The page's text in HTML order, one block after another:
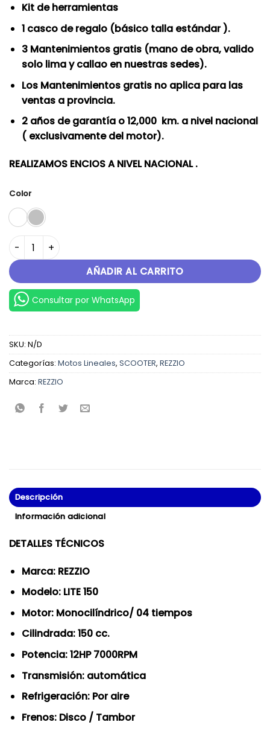
Kit de herramientas
1 casco de regalo (básico talla estándar ).
3 Mantenimientos gratis (mano de obra, valido
solo lima y callao en nuestras sedes).
Los Mantenimientos gratis no aplica para las
ventas a provincia.
2 años de garantía o 12,000 km. a nivel nacional
( exclusivamente del motor).
REALIZAMOS ENCIOS A NIVEL NACIONAL .
Color
LITE 150 cantidad
AÑADIR AL CARRITO
Consultar por WhatsApp
SKU: N/D
Categorías: Motos Lineales, SCOOTER, REZZIO
Marca: REZZIO
Descripción
Información adicional
DETALLES TÉCNICOS
Marca: REZZIO
Modelo: LITE 150
Motor: Monocilíndrico/ 04 tiempos
Cilindrada: 150 cc.
Potencia: 12HP 7000RPM
Transmisión: automática
Refrigeración: Por aire
Frenos: Disco / Tambor